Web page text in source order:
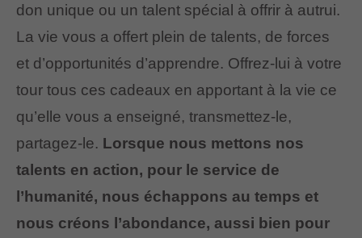
don unique ou un talent spécial à offrir à autrui.
La vie vous a offert plein de talents, de forces
et d’opportunités d’apprendre. Offrez-lui à votre
tour tous ces cadeaux en apportant à la vie ce
qu’elle vous a enseigné, transmettez-le,
partagez-le. Lorsque nous mettons nos
talents en action, pour le service de
l’humanité, nous échappons au temps et
nous créons l’abondance, aussi bien pour